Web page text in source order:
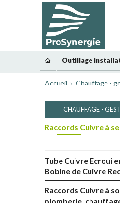
Outillage
Accueil Chauffage -
CHAUFFAGE -
Raccords Cuivre à
Tube Cuivre Ecroui
Bobine de Cuivre
Raccords Cuivre à
plomberie,